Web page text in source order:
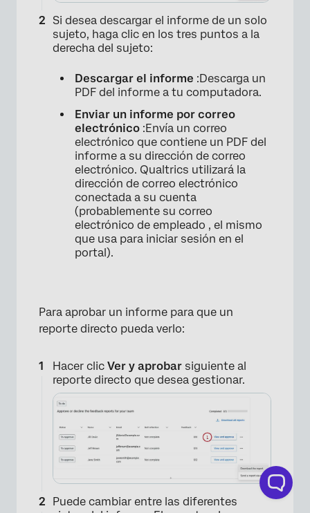
×
Si desea descargar el informe de un solo
sujeto, haga clic en los tres puntos a la
derecha del sujeto:
Descargar el informe :Descarga un
PDF del informe a tu computadora.
Enviar un informe por correo
electrónico :Envía un correo
electrónico que contiene un PDF del
informe a su dirección de correo
electrónico. Qualtrics utilizará la
dirección de correo electrónico
conectada a su cuenta
(probablemente su correo
electrónico de empleado , el mismo
que usa para iniciar sesión en el
portal).
Para aprobar un informe para que un
reporte directo pueda verlo:
Hacer clic Ver y aprobar siguiente al
reporte directo que desea gestionar.
Puede cambiar entre las diferentes